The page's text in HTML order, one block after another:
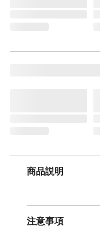
商品説明
注意事項